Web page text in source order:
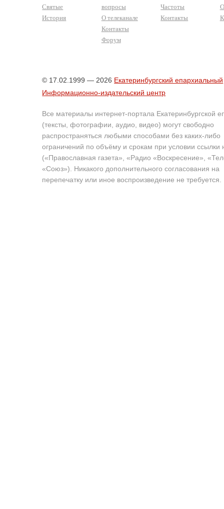
Святые
История
вопросы
О телеканале
Контакты
Форум
Частоты
Контакты
© 17.02.1999 — 2026 Екатеринбургский епархиальный
Информационно-издательский центр
Все материалы интернет-портала Екатеринбургской
(тексты, фотографии, аудио, видео) могут свободно
распространяться любыми способами без каких-либо
ограничений по объёму и срокам при условии ссылки
(«Православная газета», «Радио «Воскресение»,
«Союз»). Никакого дополнительного согласования на
перепечатку или иное воспроизведение не требуется.